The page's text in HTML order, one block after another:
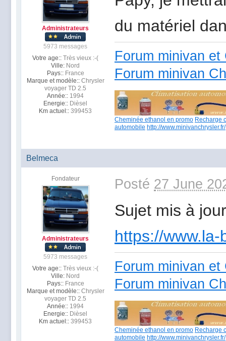
Administrateurs
5973 messages
Votre age:: Très vieux :-(
Ville: Nord
Pays:: France
Marque et modèle:: Chrysler
voyager TD 2.5
Année:: 1994
Energie:: Dièsel
Km actuel:: 399453
du matériel
Forum minivan
Forum minivan
Cheminée ethanol en promo Recharge
automobile http://www.minivanchrysler.fr/
Belmeca
Fondateur
Administrateurs
5973 messages
Votre age:: Très vieux :-(
Ville: Nord
Pays:: France
Marque et modèle:: Chrysler
voyager TD 2.5
Année:: 1994
Energie:: Dièsel
Km actuel:: 399453
Posté 27 June
Sujet mis à
https://
Forum minivan
Forum minivan
Cheminée ethanol en promo Recharge
automobile http://www.minivanchrysler.fr/